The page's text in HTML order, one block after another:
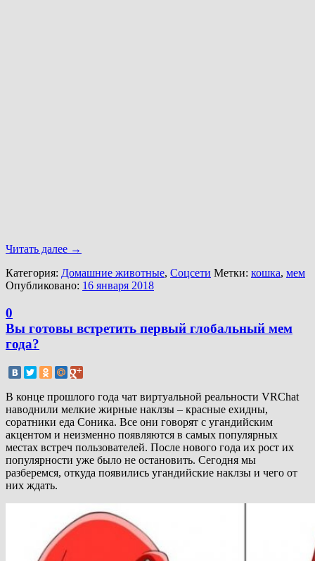
Читать далее →
Категория: Домашние животные, Соцсети Метки: кошка, мем
Опубликовано: 16 января 2018
0
Вы готовы встретить первый глобальный мем
года?
В конце прошлого года чат виртуальной реальности VRChat
наводнили мелкие жирные наклзы – красные ехидны,
соратники еда Соника. Все они говорят с угандийским
акцентом и неизменно появляются в самых популярных
местах встреч пользователей. После нового года их рост их
популярности уже было не остановить. Сегодня мы
разберемся, откуда появились угандийские наклзы и чего от
них ждать.